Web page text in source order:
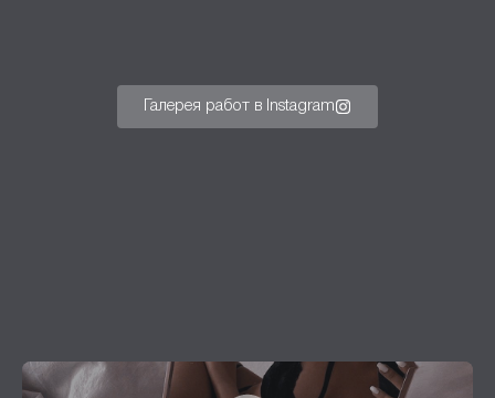
Галерея работ в Instagram